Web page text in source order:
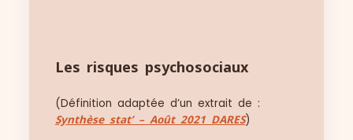
Les risques psychosociaux
(Définition adaptée d’un extrait de :
Synthèse stat’ – Août 2021 DARES)